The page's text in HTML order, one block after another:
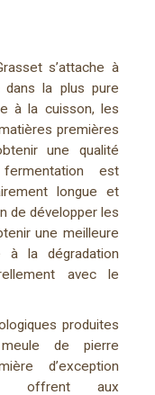
s’attache à
la plus pure
à la cuisson, les
premières
une qualité
est
longue et
de développer les
une meilleure
à la dégradation
avec le
produites
de pierre
d’exception
offrent aux